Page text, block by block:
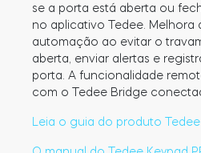
se a porta está aberta ou
no aplicativo Tedee. Melhora
automação ao evitar o
aberta, enviar alertas e
porta. A funcionalidade
com o Tedee Bridge
Leia o guia do produto Tedee